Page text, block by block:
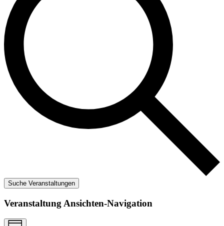
Suche Veranstaltungen
Veranstaltung Ansichten-Navigation